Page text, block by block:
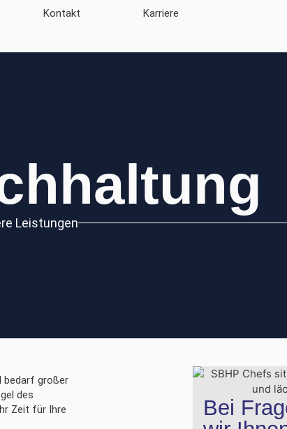
Kontakt Karriere
Leistungen
bedarf großer
des
Zeit für Ihre
Bei